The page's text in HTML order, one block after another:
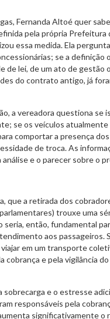
Fernanda Altoé quer
pela própria Prefeitura
essa medida. Ela
se a definição
lei, de um ato de gestão
do contrato antigo, já
a vereadora questiona se
se os veículos atualmente
comportar a presença
de troca. As
e o parecer sobre o
que a retirada dos
trouxe uma
seria, então, fundamental
aos passageiros.
em um transporte
cobrança e pela vigilância
e o estresse
responsáveis pela
significativamente o